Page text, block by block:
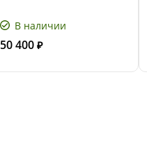
В наличии
50 400 ₽